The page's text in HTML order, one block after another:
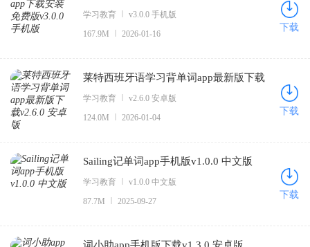
学习教育
v3.0.0 手机版
167.9M
2026-01-16
下载
莱特西班牙语学习背单词app最新版下载
v2.6.0 安卓版
学习教育
v2.6.0 安卓版
124.0M
2026-01-04
下载
Sailing记单词app手机版v1.0.0 中文版
学习教育
v1.0.0 中文版
87.7M
2025-09-27
下载